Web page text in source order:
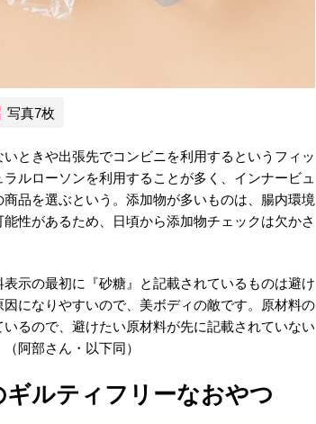
写真7枚
ときや出張先でコンビニを利用するというフィッ
ルローソンを利用することが多く、インナービュ
品を選ぶという。添加物が多いものは、腸内環境
性があるため、日頃から添加物チェックは欠かさ
示の最初に『砂糖』と記載されているものは避け
になりやすいので、美ボディの敵です。原材料の
るので、避けたい原材料が先に記載されていない
阿部さん・以下同）
ルティフリーなおやつ